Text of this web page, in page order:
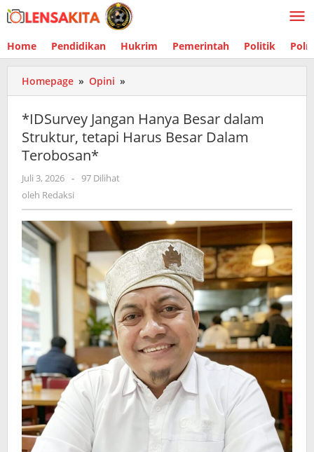
Lewati
ke
Home Pendidikan Hukrim Pemerintah Politik
Homepage » Opini »
Jangan
Besar
dalam
Dalam
Terobosan*
*IDSurvey Jangan Hanya Besar dalam
Struktur, tetapi Harus Besar Dalam
Terobosan*
Juli 3, 2026 oleh
Redaksi
- 97 Dilihat
oleh Redaksi